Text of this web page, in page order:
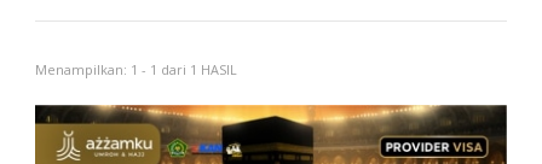
Menampilkan: 1 - 1 dari 1 HASIL